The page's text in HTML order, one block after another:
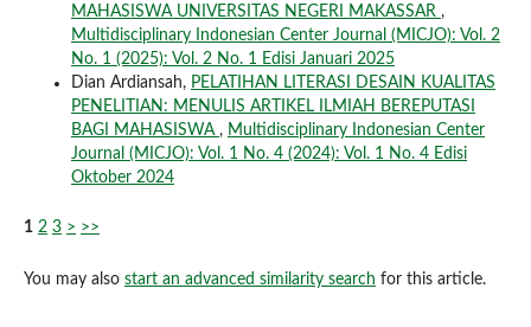
MAHASISWA UNIVERSITAS NEGERI MAKASSAR ,
Multidisciplinary Indonesian Center Journal (MICJO): Vol. 2
No. 1 (2025): Vol. 2 No. 1 Edisi Januari 2025
Dian Ardiansah, PELATIHAN LITERASI DESAIN KUALITAS
PENELITIAN: MENULIS ARTIKEL ILMIAH BEREPUTASI
BAGI MAHASISWA , Multidisciplinary Indonesian Center
Journal (MICJO): Vol. 1 No. 4 (2024): Vol. 1 No. 4 Edisi
Oktober 2024
1 2 3 > >>
You may also start an advanced similarity search for this article.